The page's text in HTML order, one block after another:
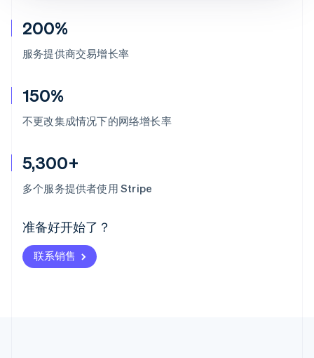
200%
服务提供商交易增长率
150%
不更改集成情况下的网络增长率
5,300+
多个服务提供者使用 Stripe
准备好开始了？
联系销售
阿联酋
爱尔兰
爱沙尼亚
English
奥地利
Deutsch English